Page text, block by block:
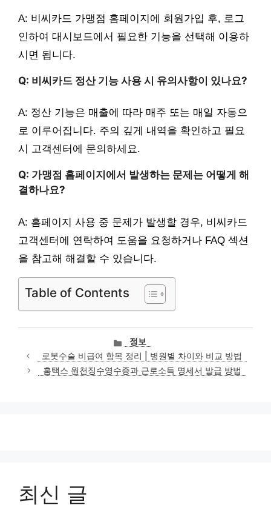
A: 비씨카드 가맹점 홈페이지에 회원가입 후, 로그
인하여 대시보드에서 필요한 기능을 선택해 이용하
시면 됩니다.
Q: 비씨카드 정산 기능 사용 시 유의사항이 있나요?
A: 정산 기능은 매출에 따라 매주 또는 매일 자동으
로 이루어집니다. 주의 깊게 내역을 확인하고 필요
시 고객센터에 문의하세요.
Q: 가맹점 홈페이지에서 발생하는 문제는 어떻게 해
결하나요?
A: 홈페이지 사용 중 문제가 발생할 경우, 비씨카드
고객센터에 연락하여 도움을 요청하거나 FAQ 섹션
을 참고해 해결할 수 있습니다.
Table of Contents
카
테
고
리
정보
로봇수술 비급여 항목 정리 | 병원별 차이와 비교 방법
홈택스 원천징수영수증과 근로소득 명세서 발급 방법
최신 글